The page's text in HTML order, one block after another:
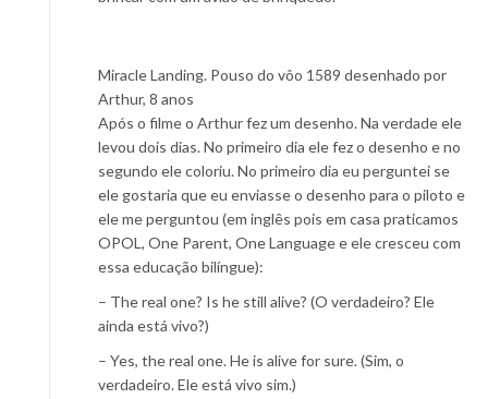
Miracle Landing. Pouso do vôo 1589 desenhado por
Arthur, 8 anos
Após o filme o Arthur fez um desenho. Na verdade ele
levou dois dias. No primeiro dia ele fez o desenho e no
segundo ele coloriu. No primeiro dia eu perguntei se
ele gostaria que eu enviasse o desenho para o piloto e
ele me perguntou (em inglês pois em casa praticamos
OPOL, One Parent, One Language e ele cresceu com
essa educação bilíngue):
– The real one? Is he still alive? (O verdadeiro? Ele
ainda está vivo?)
– Yes, the real one. He is alive for sure. (Sim, o
verdadeiro. Ele está vivo sim.)